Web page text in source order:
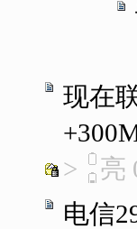
现在
>
亮
电信